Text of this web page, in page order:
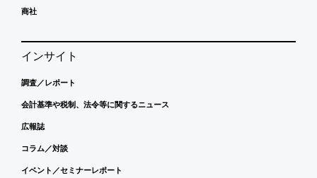
商社
インサイト
調査／レポート
会計基準や税制、法令等に関するニュース
広報誌
コラム／対談
イベント／セミナーレポート